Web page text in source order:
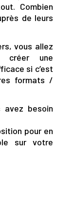
Combien
de leurs
vous allez
créer une
si c’est
formats /
avez besoin
pour en
sur votre